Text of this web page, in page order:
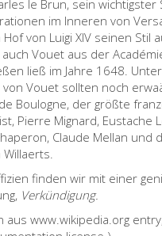
Santa Maria Novella
Santa Croce
Jetzt buchen
Eine Geführte Tour
Only Tickets Fast Track
DE
ENGLISH
le Brun, sein wichtigster
im Inneren von
von Luigi XIV seinen Stil
Vouet aus der
ließ im Jahre 1648.
von Vouet sollten noch
Boulogne, der größte
Pierre Mignard, Eustache
Claude Mellan und
finden wir mit einer
Verkündigung.
aus www.wikipedia.org